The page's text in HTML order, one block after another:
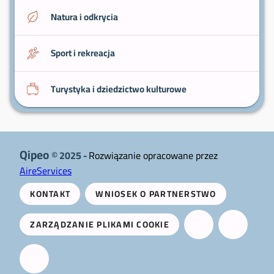
Natura i odkrycia
Sport i rekreacja
Turystyka i dziedzictwo kulturowe
Qipeo© 2025 -Rozwiązanie opracowane przez
AireServices
KONTAKT
WNIOSEK O PARTNERSTWO
ZARZĄDZANIE PLIKAMI COOKIE